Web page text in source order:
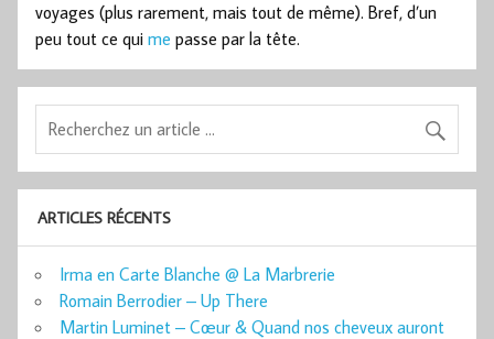
voyages (plus rarement, mais tout de même). Bref, d’un
peu tout ce qui me passe par la tête.
ARTICLES RÉCENTS
Irma en Carte Blanche @ La Marbrerie
Romain Berrodier – Up There
Martin Luminet – Cœur & Quand nos cheveux auront